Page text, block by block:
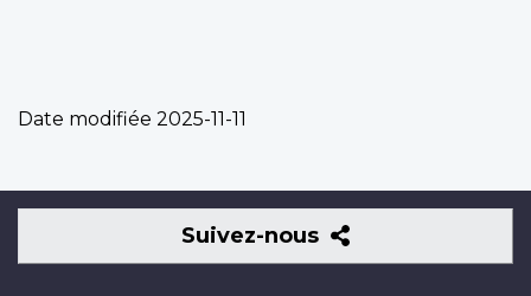
Date modifiée 2025-11-11
Suivez-nous
Suivez-
nous